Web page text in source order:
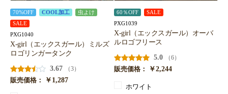
70%OFF COOL加工
虫よけ
SALE
PXG1040
X-girl（エックスガール）ミルズ
ロゴリンガータンク
3.67
（3）
販売価格：
￥1,287
60％OFF SALE
PXG1039
X-girl（エックスガール）オーバ
ルロゴフリース
5.0
（6）
販売価格：
￥2,244
ホワイト